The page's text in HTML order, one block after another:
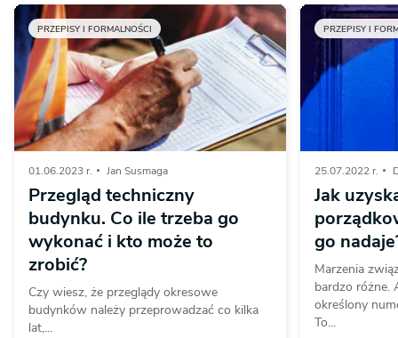
PRZEPISY I FORMALNOŚCI
01.06.2023 r. Jan Susmaga
Przegląd techniczny
budynku. Co ile trzeba go
wykonać i kto może to
zrobić?
Czy wiesz, że przeglądy okresowe
budynków należy przeprowadzać co kilka
lat,...
PRZEPISY I
25.07.2022 r.
Jak
go
Marzenia
bardzo różne.
określony
To...